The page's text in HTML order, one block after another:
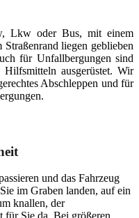
Lkw oder Bus, mit einem
liegen geblieben
für Unfallbergungen sind
ausgerüstet. Wir
Abschleppen und für
und das Fahrzeug
im Graben landen, auf ein
knallen, der